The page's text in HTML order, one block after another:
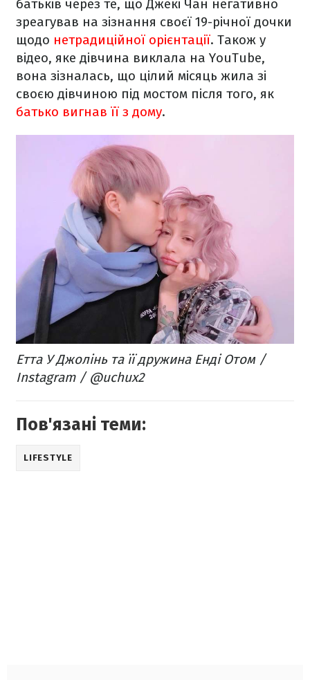
батьків через те, що Джекі Чан негативно
зреагував на зізнання своєї 19-річної дочки
щодо нетрадиційної орієнтації. Також у
відео, яке дівчина виклала на YouTube,
вона зізналась, що цілий місяць жила зі
своєю дівчиною під мостом після того, як
батько вигнав її з дому.
Етта У Джолінь та її дружина Енді Отом /
Instagram / @uchux2
Пов'язані теми:
LIFESTYLE